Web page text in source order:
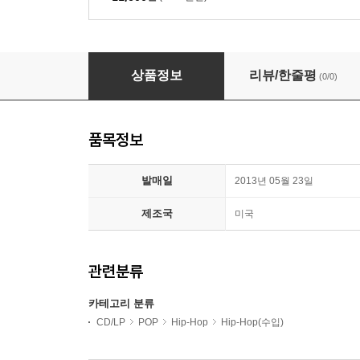
Kendrick Lamar (켄드릭 라마) - 2집 Good
상품정보 리뷰/한줄평 (0/0)
품목정보
발매일 2013년 05월 23일
제조국 미국
관련분류
카테고리 분류
CD/LP POP Hip-Hop Hip-Hop(수입)